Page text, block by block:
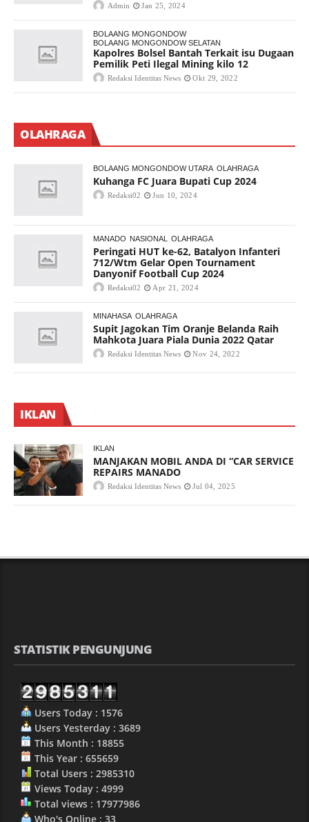
Admin Jan 25, 2024
BOLAANG MONGONDOW
BOLAANG MONGONDOW SELATAN
Kapolres Bolsel Bantah Terkait isu Dugaan
Pemilik Peti Ilegal Mining kilo 12
Redaksi Identitas News Okt 29, 2022
OLAHRAGA
BOLAANG MONGONDOW UTARA OLAHRAGA
Kuhanga FC Juara Bupati Cup 2024
Redaksi02 Jun 10, 2024
MANADO NASIONAL OLAHRAGA
Peringati HUT ke-62, Batalyon Infanteri
712/Wtm Gelar Open Tournament
Danyonif Football Cup 2024
Redaksi02 Apr 21, 2024
MINAHASA OLAHRAGA
Supit Jagokan Tim Oranje Belanda Raih
Mahkota Juara Piala Dunia 2022 Qatar
Redaksi Identitas News Nov 24, 2022
IKLAN
IKLAN
MANJAKAN MOBIL ANDA DI “CAR SERVICE
REPAIRS MANADO
Redaksi Identitas News Jul 04, 2025
STATISTIK PENGUNJUNG
Users Today : 1576
Users Yesterday : 3689
This Month : 18855
This Year : 655659
Total Users : 2985310
Views Today : 4999
Total views : 17977986
Who's Online : 33